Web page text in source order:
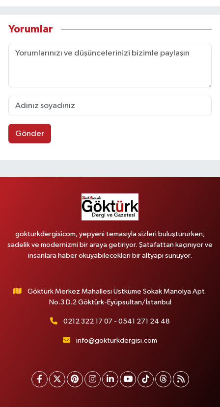
Yorumlar
Gönder
gokturkdergisicom, yepyeni temasıyla sizleri buluştururken,
sadelik ve modernizmi bir araya getiriyor. Şatafattan kaçınıyor ve
insanlara haber okuyabilecekleri bir altyapı sunuyor.
Göktürk Merkez Mahallesi Üstküme Sokak Manolya Apt.
No.3 D.2 Göktürk-Eyüpsultan/İstanbul
0212 322 17 07 - 0541 271 24 48
info@gokturkdergisi.com